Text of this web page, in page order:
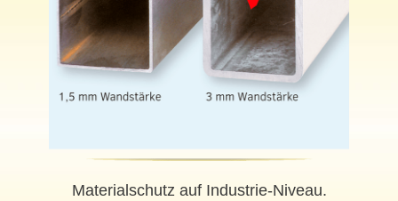
Materialschutz auf Industrie-Niveau.